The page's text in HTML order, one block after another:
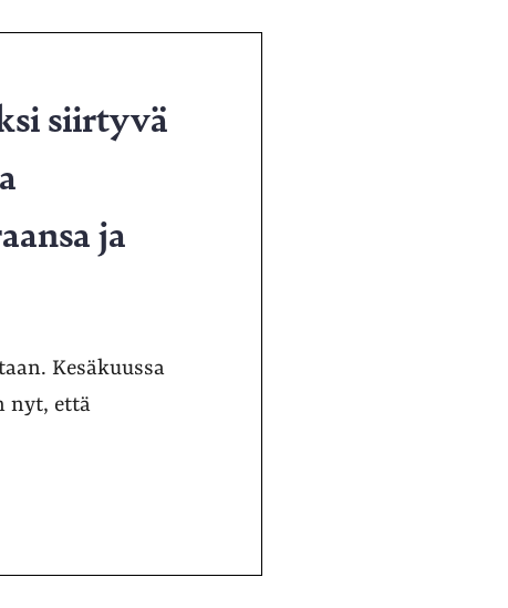
siirtyvä
ja
Kesäkuussa
nyt, että